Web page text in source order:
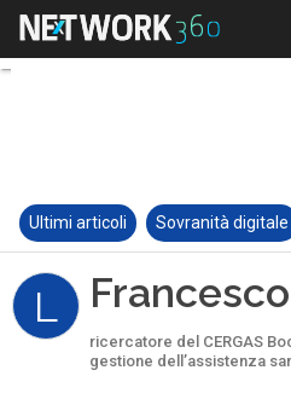
Ultimi articoli Sovranità digitale
L
ricercatore del CERGAS
gestione dell’assistenza